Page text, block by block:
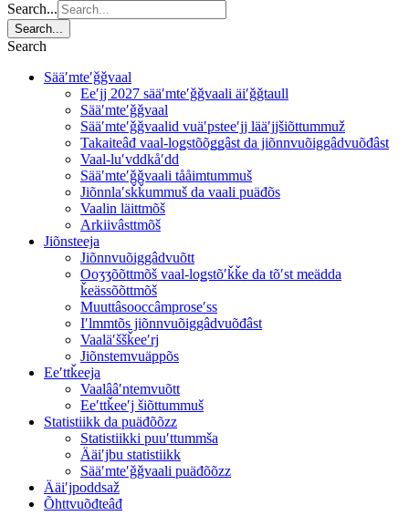
Search...
Search...
Search
Sääʹmteʹǧǧvaal
Eeʹjj 2027 sääʹmteʹǧǧvaali äiʹǧǧtaull
Sääʹmteʹǧǧvaal
Sääʹmteʹǧǧvaalid vuäʹpsteeʹjj lääʹjjšiõttummuž
Takaiteâđ vaal-loǥstõõǥǥâst da jiõnnvuõiggâdvuõđâst
Vaal-luʹvddkåʹdd
Sääʹmteʹǧǧvaali tååimtummuš
Jiõnnlaʹsǩǩummuš da vaali puäđõs
Vaalin läittmõš
Arkiivâsttmõš
Jiõnsteeja
Jiõnnvuõiggâdvuõtt
Ooʒʒõõttmõš vaal-loǥstõʹǩǩe da tõʹst meädda
ǩeässõõttmõš
Muuttâsooccâmproseʹss
Iʹlmmtõs jiõnnvuõiggâdvuõđâst
Vaaläʹššǩeeʹrj
Jiõnstemvuäppõs
Eeʹttǩeeja
Vaalââʹntemvuõtt
Eeʹttǩeeʹj šiõttummuš
Statistiikk da puäđõõzz
Statistiikki puuʹttummša
Ääiʹjbu statistiikk
Sääʹmteʹǧǧvaali puäđõõzz
Ääiʹjpoddsaž
Õhttvuõđteâđ